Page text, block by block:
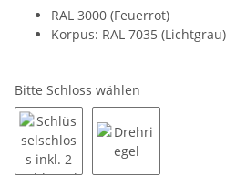
RAL 3000 (Feuerrot)
Korpus: RAL 7035 (Lichtgrau)
Bitte Schloss wählen